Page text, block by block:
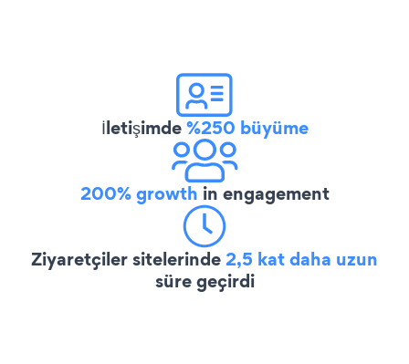
İletişimde%250 büyüme
200% growth in engagement
Ziyaretçiler sitelerinde2,5 kat daha uzun
süre geçirdi